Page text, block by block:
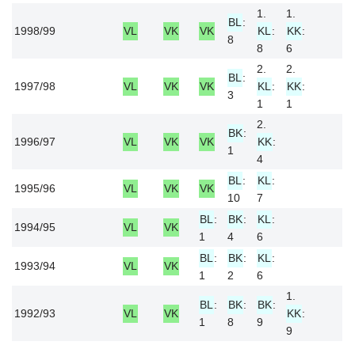
1998/99 VL VK VK
BL:
8
1.
KL:
8
1.
KK:
6
1997/98 VL VK VK
BL:
3
2.
KL:
1
2.
KK:
1
1996/97 VL VK VK
BK:
1
2.
KK:
4
1995/96 VL VK VK
BL:
10
KL:
7
1994/95 VL VK
BL:
1
BK:
4
KL:
6
1993/94 VL VK
BL:
1
BK:
2
KL:
6
1992/93 VL VK
BL:
1
BK:
8
BK:
9
1.
KK:
9